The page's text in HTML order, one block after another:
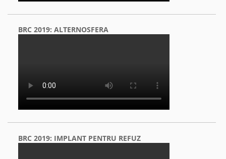
BRC 2019: ALTERNOSFERA
BRC 2019: IMPLANT PENTRU REFUZ